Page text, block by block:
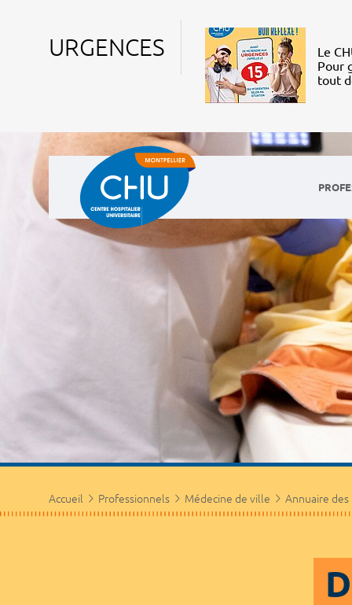
URGENCES
Le
Pour
tout
Accueil Professionnels Médecine de ville Annuaire des